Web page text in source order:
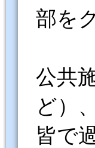
部を
公共
ど）
皆で